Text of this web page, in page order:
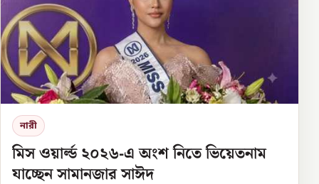
নারী
মিস ওয়ার্ল্ড ২০২৬-এ অংশ নিতে ভিয়েতনাম
যাচ্ছেন সামানজার সাঈদ